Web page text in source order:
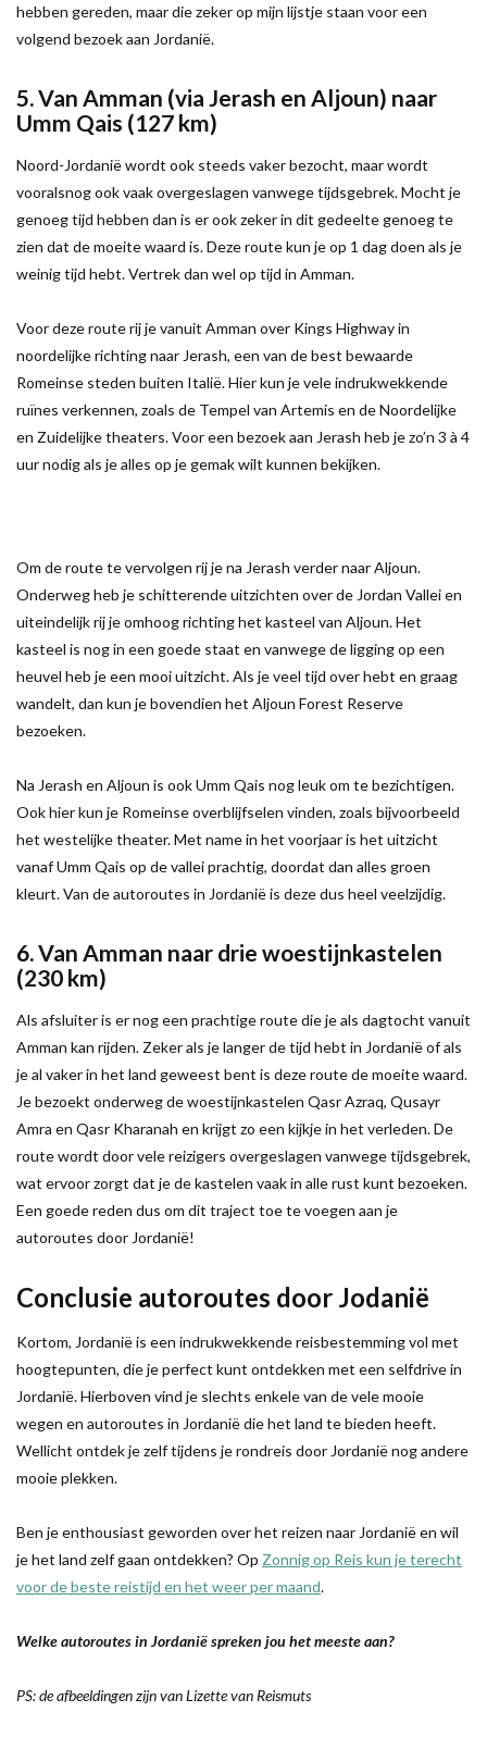
hebben gereden, maar die zeker op mijn lijstje staan voor een
volgend bezoek aan Jordanië.
5. Van Amman (via Jerash en Aljoun) naar
Umm Qais (127 km)
Noord-Jordanië wordt ook steeds vaker bezocht, maar wordt
vooralsnog ook vaak overgeslagen vanwege tijdsgebrek. Mocht je
genoeg tijd hebben dan is er ook zeker in dit gedeelte genoeg te
zien dat de moeite waard is. Deze route kun je op 1 dag doen als je
weinig tijd hebt. Vertrek dan wel op tijd in Amman.
Voor deze route rij je vanuit Amman over Kings Highway in
noordelijke richting naar Jerash, een van de best bewaarde
Romeinse steden buiten Italië. Hier kun je vele indrukwekkende
ruïnes verkennen, zoals de Tempel van Artemis en de Noordelijke
en Zuidelijke theaters. Voor een bezoek aan Jerash heb je zo’n 3 à 4
uur nodig als je alles op je gemak wilt kunnen bekijken.
Om de route te vervolgen rij je na Jerash verder naar Aljoun.
Onderweg heb je schitterende uitzichten over de Jordan Vallei en
uiteindelijk rij je omhoog richting het kasteel van Aljoun. Het
kasteel is nog in een goede staat en vanwege de ligging op een
heuvel heb je een mooi uitzicht. Als je veel tijd over hebt en graag
wandelt, dan kun je bovendien het Aljoun Forest Reserve
bezoeken.
Na Jerash en Aljoun is ook Umm Qais nog leuk om te bezichtigen.
Ook hier kun je Romeinse overblijfselen vinden, zoals bijvoorbeeld
het westelijke theater. Met name in het voorjaar is het uitzicht
vanaf Umm Qais op de vallei prachtig, doordat dan alles groen
kleurt. Van de autoroutes in Jordanië is deze dus heel veelzijdig.
6. Van Amman naar drie woestijnkastelen
(230 km)
Als afsluiter is er nog een prachtige route die je als dagtocht vanuit
Amman kan rijden. Zeker als je langer de tijd hebt in Jordanië of als
je al vaker in het land geweest bent is deze route de moeite waard.
Je bezoekt onderweg de woestijnkastelen Qasr Azraq, Qusayr
Amra en Qasr Kharanah en krijgt zo een kijkje in het verleden. De
route wordt door vele reizigers overgeslagen vanwege tijdsgebrek,
wat ervoor zorgt dat je de kastelen vaak in alle rust kunt bezoeken.
Een goede reden dus om dit traject toe te voegen aan je
autoroutes door Jordanië!
Conclusie autoroutes door Jodanië
Kortom, Jordanië is een indrukwekkende reisbestemming vol met
hoogtepunten, die je perfect kunt ontdekken met een selfdrive in
Jordanië. Hierboven vind je slechts enkele van de vele mooie
wegen en autoroutes in Jordanië die het land te bieden heeft.
Wellicht ontdek je zelf tijdens je rondreis door Jordanië nog andere
mooie plekken.
Ben je enthousiast geworden over het reizen naar Jordanië en wil
je het land zelf gaan ontdekken? Op Zonnig op Reis kun je terecht
voor de beste reistijd en het weer per maand.
Welke autoroutes in Jordanië spreken jou het meeste aan?
PS: de afbeeldingen zijn van Lizette van Reismuts